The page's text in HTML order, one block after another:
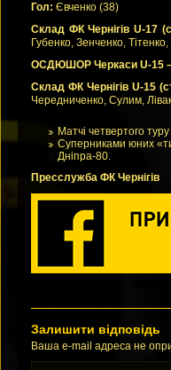
Гол: Євченко (38)
Склад ФК Чернігів U-17
Губенко, Зенченко,
ОСДЮШОР Черкаси U-15 –
Склад ФК Чернігів U-15
Чередниченко, Сулим,
Матчі четвертого
Суперниками юних
Дніпра-80.
Пресслужба ФК Чернігів
Залишити відповідь
Ваша e-mail адреса не